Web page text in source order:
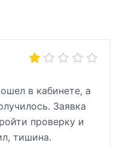
в кабинете, а
Заявка
проверку и
тишина.